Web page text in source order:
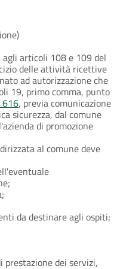
articoli 108 e 109 del
delle attività ricettive
ad autorizzazione che
19, primo comma, punto
616, previa comunicazione
sicurezza, dal comune
di promozione
al comune deve
da destinare agli ospiti;
dei servizi,